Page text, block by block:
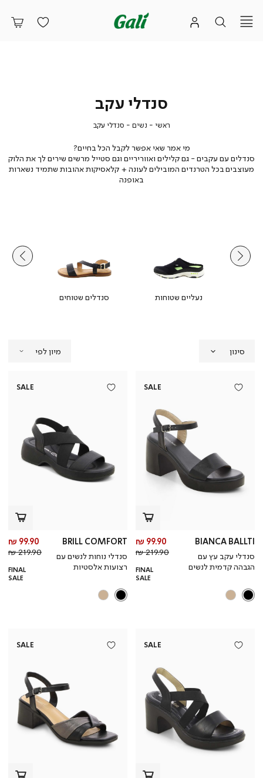
סנדלי עקב
ראשי ראשי
נשים נשים
סנדלי עקבסנדלי
מי אמר שאי אפשר לקבל הכל בחיים?
סנדלים עם עקבים - גם קלילים ואווריריים וגם סטייל מרשים שירים לך את הלוק
מעוצבים בכל הטרנדים המובילים לעונה + קלאסיקות אהובות שתמיד נשארות
באופנה
נעליים שטוחות סנדלים שטוחים
סינון
SALE
BIANCA BALLTI
סנדלי עקב עץ עם
הגבהה קדמית לנשים
מחיר
מוצר
99.90 ₪
מחיר
רגיל
219.90 ₪
FINAL
SALE
SALE
BRILL COMFORT
סנדלי נוחות לנשים עם
רצועות אלסטיות
99.90 ₪
219.90 ₪
FINAL
SALE
SALE
SALE